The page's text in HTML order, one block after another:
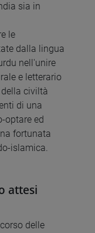
sia in
le
dalla lingua
nell'unire
e letterario
civiltà
di una
optare ed
fortunata
islamica.
attesi
delle